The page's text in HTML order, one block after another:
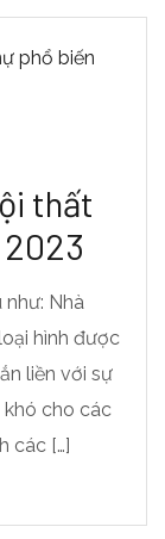
thất
như: Nhà
hình được
liền với sự
khó cho các
các […]